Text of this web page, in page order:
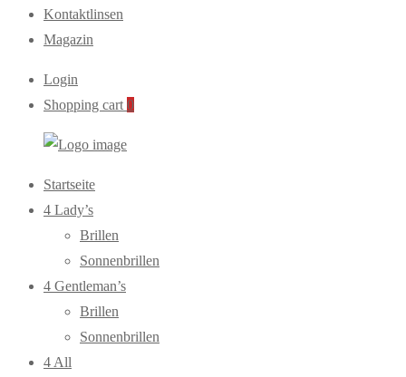
Kontaktlinsen
Magazin
Login
Shopping cart 0
Primary
Menu
Startseite
4 Lady’s
Brillen
Sonnenbrillen
4 Gentleman’s
Brillen
Sonnenbrillen
4 All